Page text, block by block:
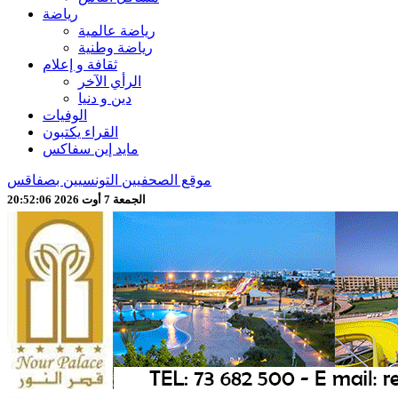
رياضة
رياضة عالمية
رياضة وطنية
ثقافة و إعلام
الرأي الآخر
دين و دنيا
الوفيات
القراء يكتبون
مايد إين سفاكس
موقع الصحفيين التونسيين بصفاقس
الجمعة 7 أوت 2026 20:52:08